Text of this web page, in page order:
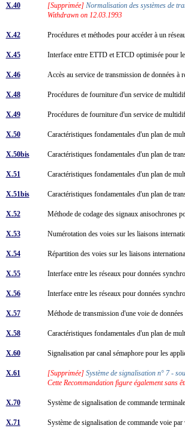
X.40 [Supprimée] Normalisation des systèmes de
Withdrawn on 12.03.1993
X.42 Procédures et méthodes pour accéder à un
X.45 Interface entre ETTD et ETCD optimisée pour
X.46 Accès au service de transmission de données
X.48 Procédures de fourniture d'un service de
X.49 Procédures de fourniture d'un service de
X.50 Caractéristiques fondamentales d'un plan de
X.50bis Caractéristiques fondamentales d'un plan de
X.51 Caractéristiques fondamentales d'un plan de
X.51bis Caractéristiques fondamentales d'un plan de
X.52 Méthode de codage des signaux anisochrones
X.53 Numérotation des voies sur les liaisons
X.54 Répartition des voies sur les liaisons
X.55 Interface entre les réseaux pour données
X.56 Interface entre les réseaux pour données
X.57 Méthode de transmission d'une voie de
X.58 Caractéristiques fondamentales d'un plan de
X.60 Signalisation par canal sémaphore pour les
X.61 [Supprimée] Système de signalisation n° 7 -
Cette Recommandation figure également sans
X.70 Système de signalisation de commande
X.71 Système de signalisation de commande voie